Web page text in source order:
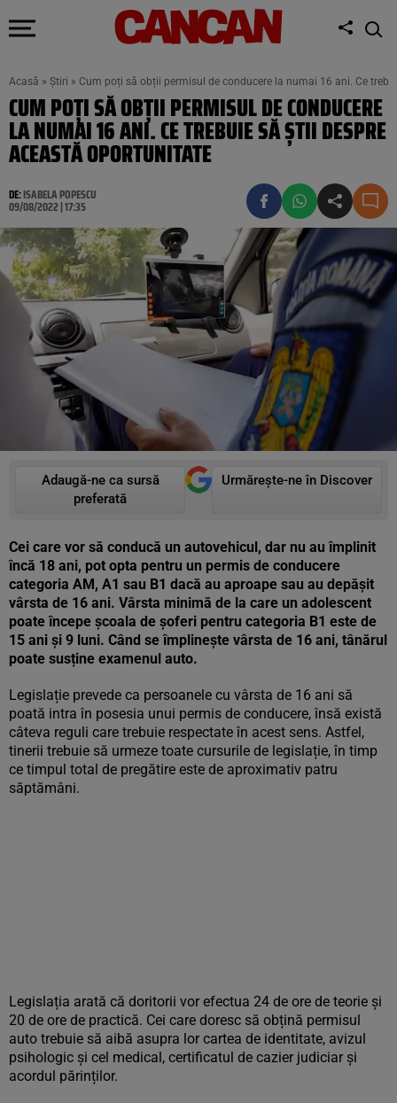
Acasă » Știri » Cum poți să obții permisul de conducere la numai 16 ani. Ce
CUM POȚI SĂ OBȚII PERMISUL DE CONDUCERE
LA NUMAI 16 ANI. CE TREBUIE SĂ ȘTII DESPRE
ACEASTĂ OPORTUNITATE
DE:ISABELA POPESCU
09/08/2022 | 17:35
Adaugă-ne ca sursă
preferată
Urmărește-ne în Discover
Cei care vor să conducă un autovehicul, dar nu au împlinit
încă 18 ani, pot opta pentru un permis de conducere
categoria AM, A1 sau B1 dacă au aproape sau au depăşit
vârsta de 16 ani. Vârsta minimă de la care un adolescent
poate începe școala de șoferi pentru categoria B1 este de
15 ani și 9 luni. Când se împlinește vârsta de 16 ani, tânărul
poate susține examenul auto.
Legislație prevede ca persoanele cu vârsta de 16 ani să
poată intra în posesia unui permis de conducere, însă există
câteva reguli care trebuie respectate în acest sens. Astfel,
tinerii trebuie să urmeze toate cursurile de legislație, în timp
ce timpul total de pregătire este de aproximativ patru
săptămâni.
Legislația arată că doritorii vor efectua 24 de ore de teorie și
20 de ore de practică. Cei care doresc să obțină permisul
auto trebuie să aibă asupra lor cartea de identitate, avizul
psihologic și cel medical, certificatul de cazier judiciar și
acordul părinților.